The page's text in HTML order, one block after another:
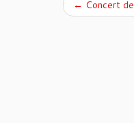
← Concert